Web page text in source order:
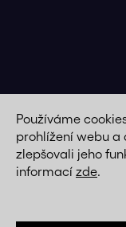
Používáme
prohlížení webu a
zlepšovali jeho
informací zde.